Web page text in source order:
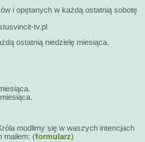
i opętanych w każdą ostatnią sobotę
tv.pl
ostatnią niedzielę miesiąca.
modlimy się w waszych intencjach
mailem: (formularz)